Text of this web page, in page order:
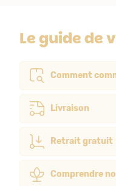
Le guide de
Comment
Livraison
Retrait gratuit
Comprendre